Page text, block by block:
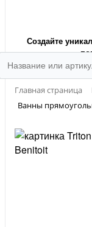
Создайте
Главная страница
Ванны